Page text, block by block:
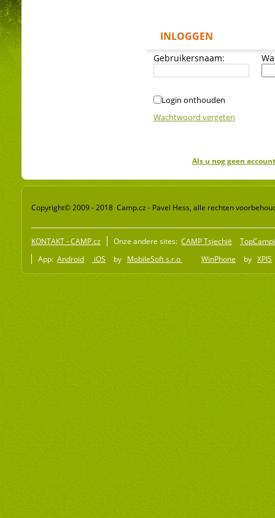
INLOGGEN
Gebruikersnaam:
Login onthouden
Wachtwoord vergeten
Als u nog geen
Copyright© 2009 - 2018 Camp.cz - Pavel Hess, alle rechten
KONTAKT - CAMP.cz Onze andere sites: CAMP Tsjechië
App: Android iOS by MobileSoft s.r.o WinPhone by XPIS